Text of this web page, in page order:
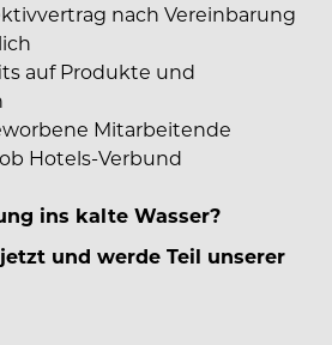
nach Vereinbarung
auf Produkte und
Mitarbeitende
Hotels-Verbund
ins kalte Wasser?
und werde Teil unserer